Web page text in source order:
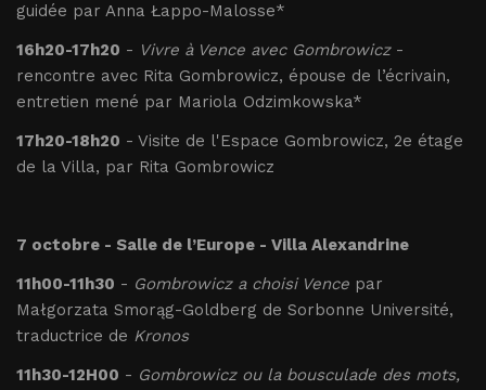
guidée par Anna Łappo-Malosse*
16h20-17h20 - Vivre à Vence avec Gombrowicz -
rencontre avec Rita Gombrowicz, épouse de l’écrivain,
entretien mené par Mariola Odzimkowska*
17h20-18h20 - Visite de l'Espace Gombrowicz, 2e étage
de la Villa, par Rita Gombrowicz
7 octobre - Salle de l’Europe - Villa Alexandrine
11h00-11h30 - Gombrowicz a choisi Vence par
Małgorzata Smorąg-Goldberg de Sorbonne Université,
traductrice de Kronos
11h30-12H00 - Gombrowicz ou la bousculade des mots,